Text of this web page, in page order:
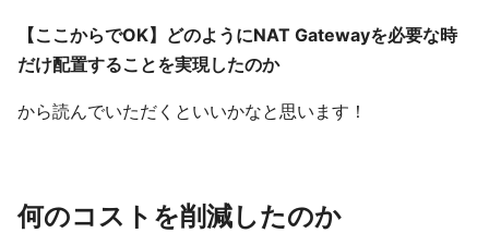
【ここからでOK】どのようにNAT Gatewayを必要な時
だけ配置することを実現したのか
から読んでいただくといいかなと思います！
何のコストを削減したのか